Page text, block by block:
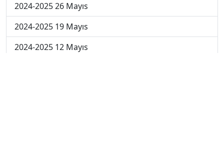
2024-2025 26 Mayıs
2024-2025 19 Mayıs
2024-2025 12 Mayıs